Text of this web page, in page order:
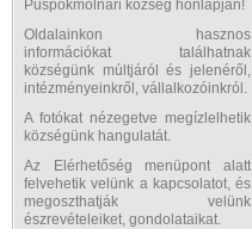
Püspökmolnári község honlapján!
Oldalainkon hasznos
információkat találhatnak
községünk múltjáról és jelenéről,
intézményeinkről, vállalkozóinkról.
A fotókat nézegetve megízlelhetik
községünk hangulatát.
Az Elérhetőség menüpont alatt
felvehetik velünk a kapcsolatot, és
megoszthatják velünk
észrevételeiket, gondolataikat.